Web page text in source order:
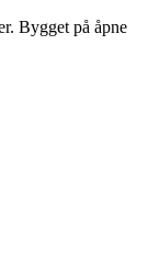
Bygget på åpne